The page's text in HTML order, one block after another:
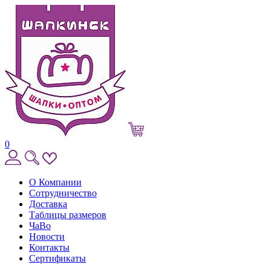
0
О Компании
Сотрудничество
Доставка
Таблицы размеров
ЧаВо
Новости
Контакты
Сертификаты